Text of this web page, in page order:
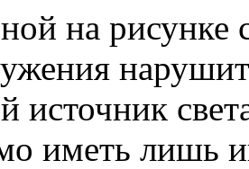
на рисунке
источник
иметь лишь